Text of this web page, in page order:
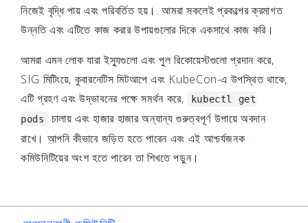
নিজেই বৃদ্ধি পায় এবং পরিবর্তিত হয়।. আমরা সকলেই প্রকল্পের ক্রমাগত
উন্নতি এবং এটিতে কাজ করার উপায়গুলোর দিকে একসাথে কাজ করি।
আমরা এমন লোক যারা ইস্যুগুলো এবং পুল রিকোয়েস্টগুলো প্রদান করে,
SIG মিটিংয়ে, কুবারনেটিস মিটআপে এবং KubeCon-এ উপস্থিত থাকে,
এটি গ্রহণ এবং উদ্ভাবনের পক্ষে সমর্থন করে,
kubectl get
pods
চালায় এবং হাজার হাজার অন্যান্য গুরুত্বপূর্ণ উপায়ে অবদান
রাখে। আপনি কীভাবে জড়িত হতে পারেন এবং এই আশ্চর্যজনক
কমিউনিটিয়ের অংশ হতে পারেন তা শিখতে পড়ুন।